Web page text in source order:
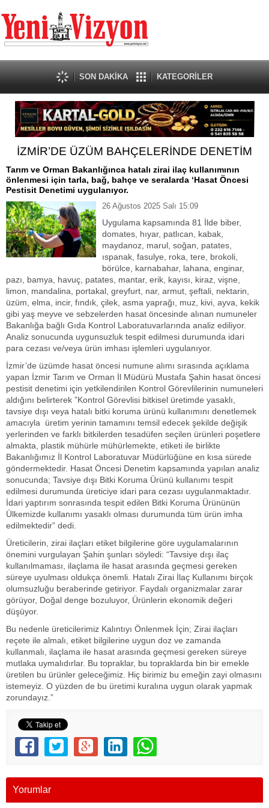
SON DAKİKA KATEGORİLER
İZMİR’DE ÜZÜM BAHÇELERİNDE DENETİM
Tarım ve Orman Bakanlığınca hatalı zirai ilaç kullanımının
önlenmesi için tarla, bağ, bahçe ve seralarda ‘Hasat Öncesi
Pestisit Denetimi uygulanıyor.
26 Ağustos 2025 Salı 15:09
Uygulama kapsamında 81 İlde biber,
domates, hıyar, patlıcan, kabak,
maydanoz, marul, soğan, patates,
ıspanak, fasulye, roka, tere, brokoli,
börülce, karnabahar, lahana, enginar,
pazı, bamya, havuç, patates, mantar, erik, kayısı, kiraz, vişne,
limon, mandalina, portakal, greyfurt, nar, armut, şeftali, nektarin,
üzüm, elma, incir, fındık, çilek, asma yaprağı, muz, kivi, ayva, kekik
gibi yaş meyve ve sebzelerden hasat öncesinde alınan numuneler
Bakanlığa bağlı Gıda Kontrol Laboratuvarlarında analiz ediliyor.
Analiz sonucunda uygunsuzluk tespit edilmesi durumunda idari
para cezası ve/veya ürün imhası işlemleri uygulanıyor.
İzmir’de üzümde hasat öncesi numune alımı sırasında açıklama
yapan İzmir Tarım ve Orman İl Müdürü Mustafa Şahin hasat öncesi
pestisit denetimi için yetkilendirilen Kontrol Görevlilerinin numuneleri
aldığını belirterek ”Kontrol Görevlisi bitkisel üretimde yasaklı,
tavsiye dışı veya hatalı bitki koruma ürünü kullanımını denetlemek
amacıyla üretim yerinin tamamını temsil edecek şekilde değişik
yerlerinden ve farklı bitkilerden tesadüfen seçilen ürünleri poşetlere
almakta, plastik mühürle mühürlemekte, etiketi ile birlikte
Bakanlığımız İl Kontrol Laboratuvar Müdürlüğüne en kısa sürede
göndermektedir. Hasat Öncesi Denetim kapsamında yapılan analiz
sonucunda; Tavsiye dışı Bitki Koruma Ürünü kullanımı tespit
edilmesi durumunda üreticiye idari para cezası uygulanmaktadır.
İdari yaptırım sonrasında tespit edilen Bitki Koruma Ürününün
Ülkemizde kullanımı yasaklı olması durumunda tüm ürün imha
edilmektedir” dedi.
Üreticilerin, zirai ilaçları etiket bilgilerine göre uygulamalarının
önemini vurgulayan Şahin şunları söyledi: “Tavsiye dışı ilaç
kullanılmaması, ilaçlama ile hasat arasında geçmesi gereken
süreye uyulması oldukça önemli. Hatalı Zirai İlaç Kullanımı birçok
olumsuzluğu beraberinde getiriyor. Faydalı organizmalar zarar
görüyor, Doğal denge bozuluyor, Ürünlerin ekonomik değeri
düşüyor.
Bu nedenle üreticilerimiz Kalıntıyı Önlenmek İçin; Zirai ilaçları
reçete ile almalı, etiket bilgilerine uygun doz ve zamanda
kullanmalı, ilaçlama ile hasat arasında geçmesi gereken süreye
mutlaka uymalıdırlar. Bu topraklar, bu topraklarda bin bir emekle
üretilen bu ürünler geleceğimiz. Hiç birimiz bu emeğin zayi olmasını
istemeyiz. O yüzden de bu üretimi kuralına uygun olarak yapmak
zorundayız.”
Yorumlar